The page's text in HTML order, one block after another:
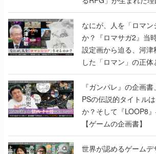
書】
なにが、人を「ロマ
か？『ロマサガ2』当
設定画から迫る、河津
した「ロマン」の正
書】
『ガンパレ』の企画
PSの伝説的タイトル
か？そして『LOOP8
【ゲームの企画書】
世界が認めるゲームデ